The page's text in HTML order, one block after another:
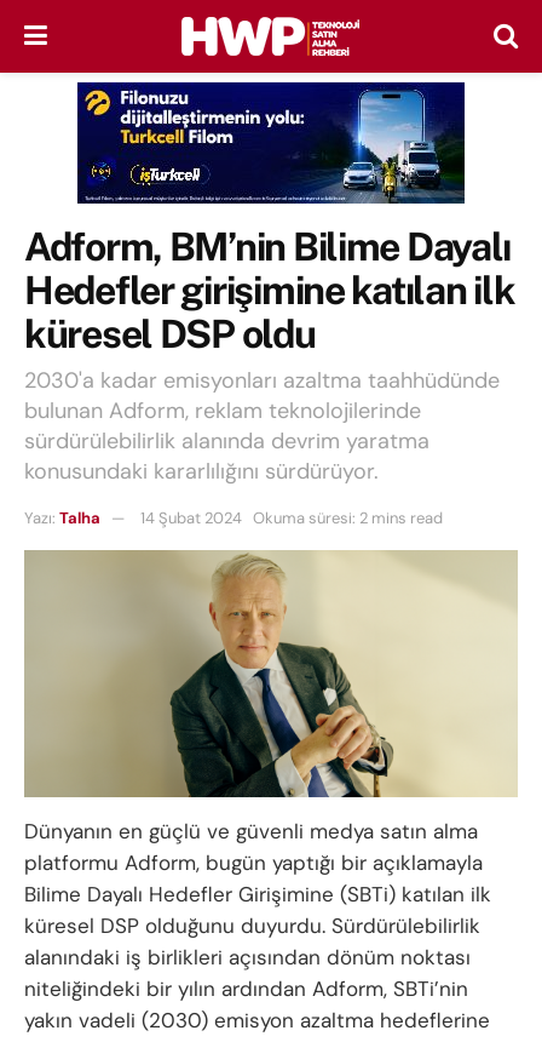
Adform, BM’nin Bilime Dayalı
Hedefler girişimine katılan ilk
küresel DSP oldu
2030'a kadar emisyonları azaltma taahhüdünde
bulunan Adform, reklam teknolojilerinde
sürdürülebilirlik alanında devrim yaratma
konusundaki kararlılığını sürdürüyor.
Yazı: Talha 14 Şubat 2024 Okuma süresi: 2 mins read
Dünyanın en güçlü ve güvenli medya satın alma
platformu Adform, bugün yaptığı bir açıklamayla
Bilime Dayalı Hedefler Girişimine (SBTi) katılan ilk
küresel DSP olduğunu duyurdu. Sürdürülebilirlik
alanındaki iş birlikleri açısından dönüm noktası
niteliğindeki bir yılın ardından Adform, SBTi’nin
yakın vadeli (2030) emisyon azaltma hedeflerine